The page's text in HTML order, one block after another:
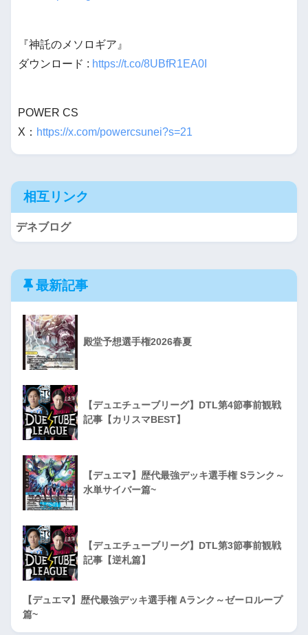
『神託のメソロギア』
ダウンロード : https://t.co/8UBfR1EA0I
POWER CS
X： https://x.com/powercsunei?s=21
相互リンク
デネブログ
最新記事
殿堂予想選手権2026春夏
【デュエチューブリーグ】DTL第4節事前観戦
記事【カリスマBEST】
【デュエマ】歴代最強デッキ選手権 Sランク～
水単サイバー篇~
【デュエチューブリーグ】DTL第3節事前観戦
記事【逆札篇】
【デュエマ】歴代最強デッキ選手権 Aランク～ゼーロループ
篇~